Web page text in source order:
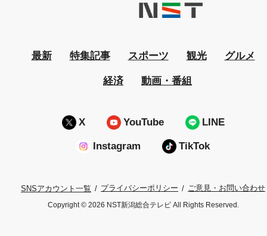
最新 特集記事 スポーツ 観光 グルメ
経済 動画・番組
X YouTube LINE
Instagram TikTok
SNSアカウント一覧 プライバシーポリシー ご意見・お問い合わせ
Copyright © 2026 NST新潟総合テレビ All Rights Reserved.